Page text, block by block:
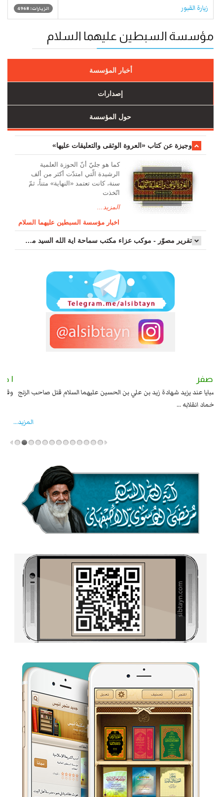
زيارة القبور الزيارات: 4968
مؤسسة السبطين عليهما السلام
أخبار المؤسسة
إصدارات
حول المؤسسة
وجیزة عن کتاب «العروة الوثقی والتعلیقات علیها»
کما هو جليّ أنّ الحوزة العلمیة
الرشیدة الّتي امتدّت أكثر من ألف
سنة، كانت تعتمد «النهاية» متناً، ثمّ
اتّخذت
المزيد...
اخبار مؤسسة السبطين عليهما السلام
تقرير مصوّر - موكب عزاء مکتب سماحة اية الله السيد مرتضى الموسوي الاصفهاني في يوم إستشهاد السيدة فاطم...
٢ صفر
السبايا عند يزيد شهادة زيد بن علي بن الحسين عليهما السلام قتل صاحب الزنج
واخماد انقلابه ...
المزید...